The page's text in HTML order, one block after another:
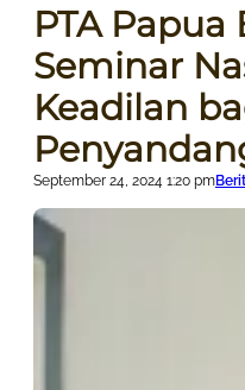
PTA
Seminar
Keadilan
September 24, 2024 1:20 pm